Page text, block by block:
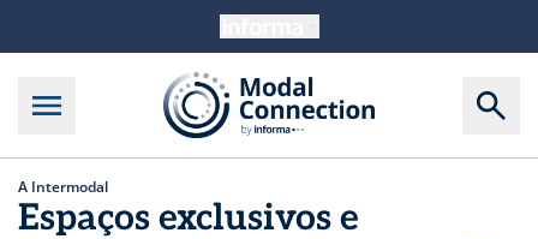
A Intermodal
Espaços exclusivos e